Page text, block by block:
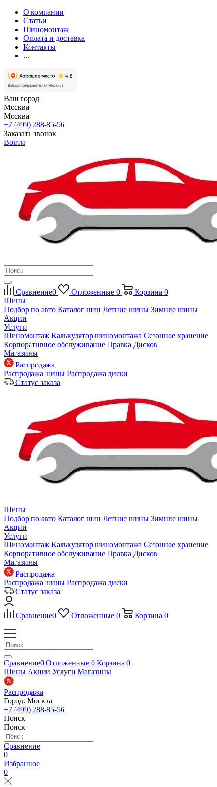
О компании
Статьи
Шиномонтаж
Оплата и доставка
Контакты
...
Ваш город
Москва
Москва
+7 (499) 288-85-56
Заказать звонок
Войти
Сравнение0 Отложенные 0 Корзина 0
Шины
Подбор по авто Каталог шин Летние шины Зимние шины
Акции
Услуги
Шиномонтаж Калькулятор шиномонтажа Сезонное хранение
Корпоративное обслуживание Правка Дисков
Магазины
Распродажа
Распродажа шины Распродажа диски
Статус заказа
Шины
Подбор по авто Каталог шин Летние шины Зимние шины
Акции
Услуги
Шиномонтаж Калькулятор шиномонтажа Сезонное хранение
Корпоративное обслуживание Правка Дисков
Магазины
Распродажа
Распродажа шины Распродажа диски
Статус заказа
Сравнение0 Отложенные 0 Корзина 0
Сравнение0 Отложенные 0 Корзина 0
Шины Акции Услуги Магазины
Распродажа
Город: Москва
+7 (499) 288-85-56
Поиск
Поиск
Сравнение
0
Избранное
0